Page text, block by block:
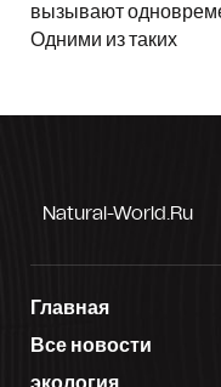
вызывают
Одними из таких
Natural-World.ru
Главная
Все новости
экология